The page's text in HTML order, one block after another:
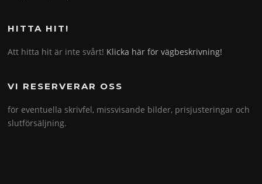
HITTA HIT!
Att hitta hit är inte svårt! Klicka här för vägbeskrivning!
VI RESERVERAR OSS
för eventuella skrivfel, missvisande bilder, prisjusteringar och
slutförsäljning.